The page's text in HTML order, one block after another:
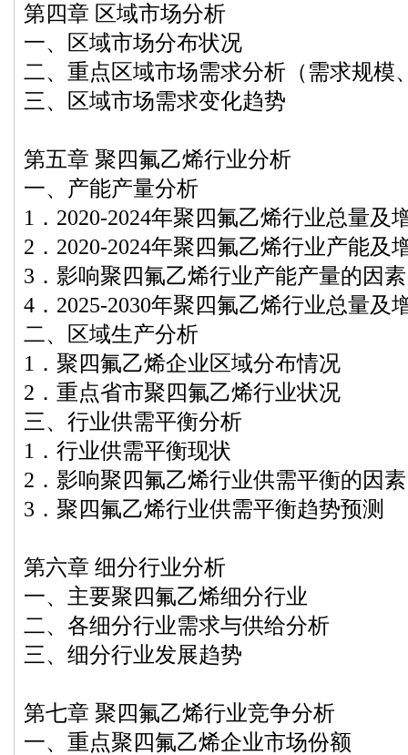
第四章 区域市场分析
一、区域市场分布状况
二、重点区域市场需求分析（需求规模
三、区域市场需求变化趋势
第五章 聚四氟乙烯行业分析
一、产能产量分析
1．2020-2024年聚四氟乙烯行业总量及
2．2020-2024年聚四氟乙烯行业产能及
3．影响聚四氟乙烯行业产能产量的因素
4．2025-2030年聚四氟乙烯行业总量及
二、区域生产分析
1．聚四氟乙烯企业区域分布情况
2．重点省市聚四氟乙烯行业状况
三、行业供需平衡分析
1．行业供需平衡现状
2．影响聚四氟乙烯行业供需平衡的因素
3．聚四氟乙烯行业供需平衡趋势预测
第六章 细分行业分析
一、主要聚四氟乙烯细分行业
二、各细分行业需求与供给分析
三、细分行业发展趋势
第七章 聚四氟乙烯行业竞争分析
一、重点聚四氟乙烯企业市场份额